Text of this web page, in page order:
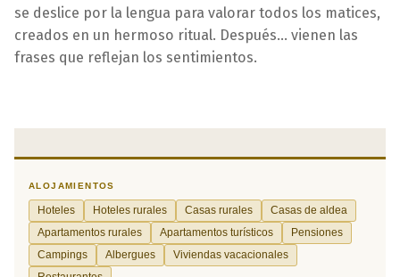
se deslice por la lengua para valorar todos los matices,
creados en un hermoso ritual. Después... vienen las
frases que reflejan los sentimientos.